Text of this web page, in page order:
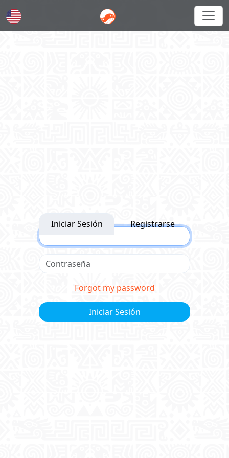
English
Iniciar Sesión Registrarse
Forgot my password
Iniciar Sesión